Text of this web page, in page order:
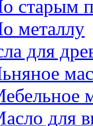
старым
металлу
для
для